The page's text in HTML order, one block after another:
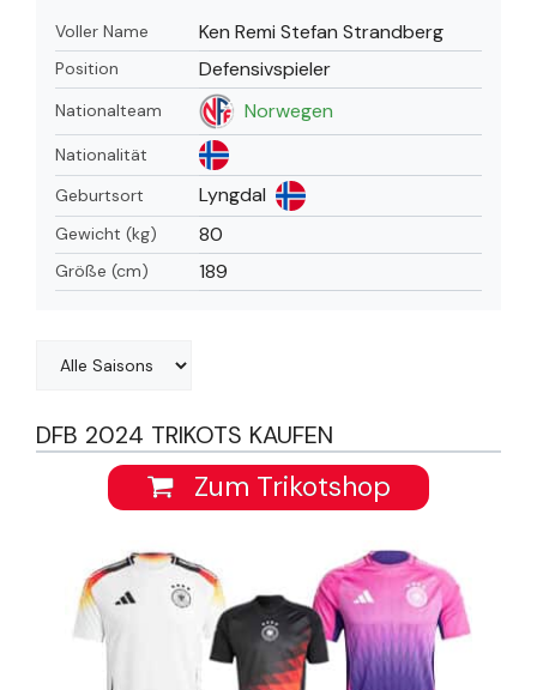
Voller Name Ken Remi Stefan Strandberg
Position Defensivspieler
Nationalteam Norwegen
Nationalität
Geburtsort
Lyngdal
Gewicht (kg) 80
Größe (cm) 189
DFB 2024 TRIKOTS KAUFEN
Zum Trikotshop